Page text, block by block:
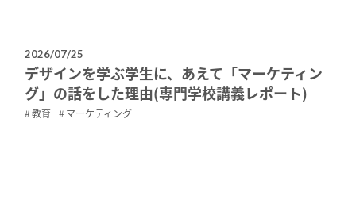
2026/07/25
デザインを学ぶ学生に、あえて「マーケティン
グ」の話をした理由(専門学校講義レポート)
教育 マーケティング